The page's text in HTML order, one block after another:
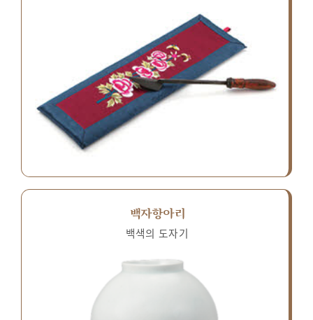
백자항아리
백색의 도자기